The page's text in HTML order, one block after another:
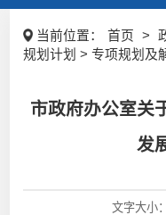
当前位置： 首页 >
规划计划 > 专项规划及
市政府办公室关
发
文字大小